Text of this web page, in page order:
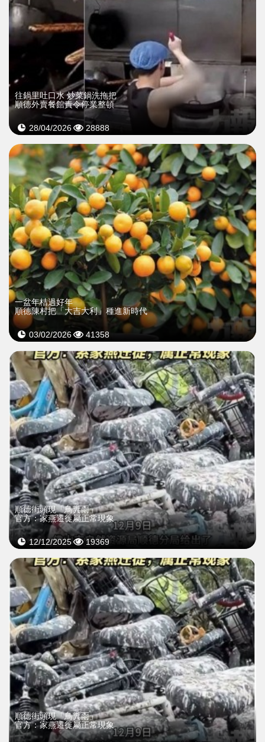
往鍋里吐口水 炒菜鍋洗拖把
順德外賣餐館責令停業整頓
28/04/2026 28888
一盆年桔過好年
順德陳村把「大吉大利」種進新時代
03/02/2026 41358
順德街頭現「鳥糞雨」
官方：家燕遷徙屬正常現象
12/12/2025 19369
順德街頭現「鳥糞雨」
官方：家燕遷徙屬正常現象